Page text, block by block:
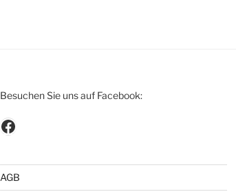
Besuchen Sie uns auf Facebook:
Besuchen Sie uns auf Facebook
AGB